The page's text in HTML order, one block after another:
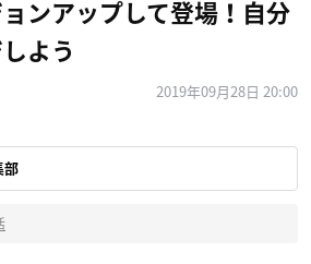
ンアップして登場！自分
よう
2019年09月28日 20:00
部